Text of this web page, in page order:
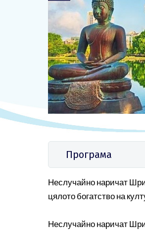
Програма
Неслучайно наричат
цялото богатство на
Неслучайно наричат